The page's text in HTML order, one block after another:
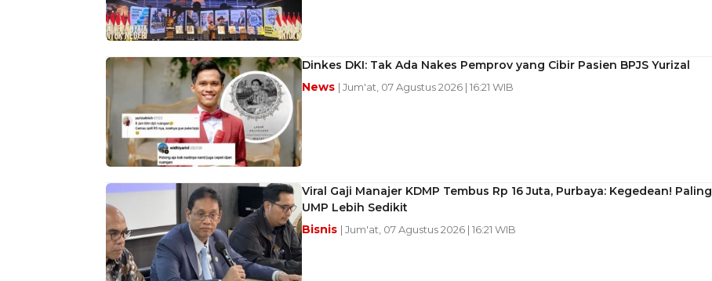
Dinkes DKI: Tak Ada Nakes Pemprov yang Cibir Pasien BPJS Yurizal
News | Jum'at, 07 Agustus 2026 | 16:21 WIB
Viral Gaji Manajer KDMP Tembus Rp 16 Juta, Purbaya: Kegedean! Paling
UMP Lebih Sedikit
Bisnis | Jum'at, 07 Agustus 2026 | 16:21 WIB